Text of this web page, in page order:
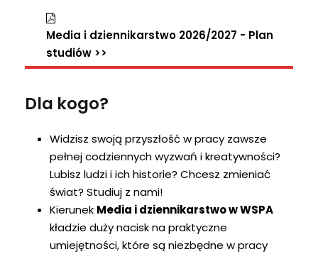
Media i dziennikarstwo 2026/2027 - Plan
studiów >>
Dla kogo?
Widzisz swoją przyszłość w pracy zawsze
pełnej codziennych wyzwań i kreatywności?
Lubisz ludzi i ich historie? Chcesz zmieniać
świat? Studiuj z nami!
Kierunek Media i dziennikarstwo w WSPA
kładzie duży nacisk na praktyczne
umiejętności, które są niezbędne w pracy